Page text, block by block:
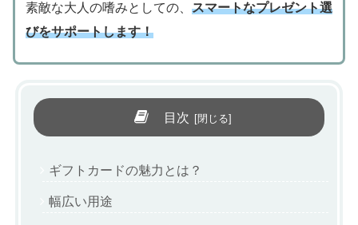
素敵な大人の嗜みとしての、 スマートなプレゼント選
びをサポートします！
目次
ギフトカードの魅力とは？
幅広い用途